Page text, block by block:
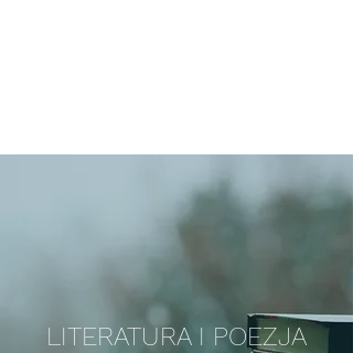
LITERATURA I POEZJA